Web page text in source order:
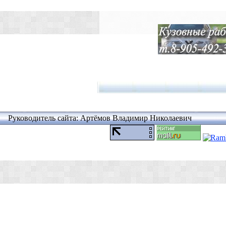
Руководитель сайта: Артёмов Владимир Николаевич